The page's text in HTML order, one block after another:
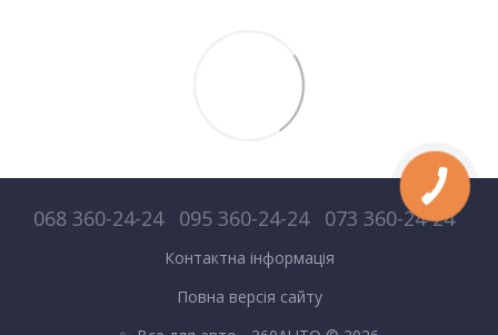
068 360-24-24 095 360-24-24 073 360-24-24
Контактна інформація
Повна версія сайту